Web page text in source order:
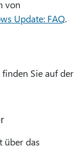
von
Update: FAQ.
Sie auf der
über das